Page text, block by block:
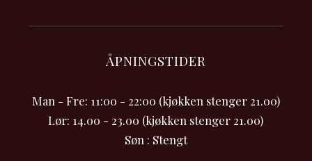
ÅPNINGSTIDER
Man - Fre: 11:00 - 22:00 (kjøkken stenger 21.00)
Lør: 14.00 - 23.00 (kjøkken stenger 21.00)
Søn : Stengt